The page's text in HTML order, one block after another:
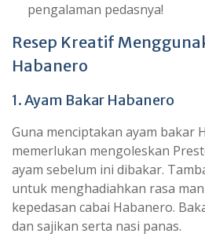
pengalaman pedasnya!
Resep Kreatif
Habanero
1. Ayam Bakar Habanero
Guna menciptakan ayam bakar
memerlukan mengoleskan
ayam sebelum ini dibakar.
untuk menghadiahkan rasa
kepedasan cabai Habanero.
dan sajikan serta nasi panas.